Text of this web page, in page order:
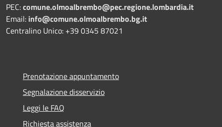
PEC:comune.olmoalbrembo@pec.regione.lombardia.it
Email: info@comune.olmoalbrembo.bg.it
Centralino Unico: +39 0345 87021
Prenotazione appuntamento
Segnalazione disservizio
Leggi le FAQ
Richiesta assistenza